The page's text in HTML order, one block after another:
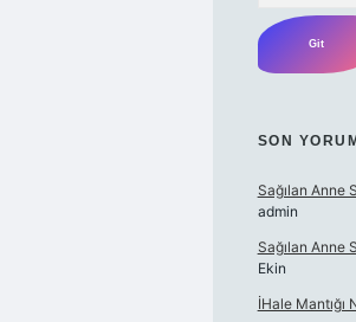
SON
Sağılan Anne
admin
Sağılan Anne
Ekin
İHale Mantığı